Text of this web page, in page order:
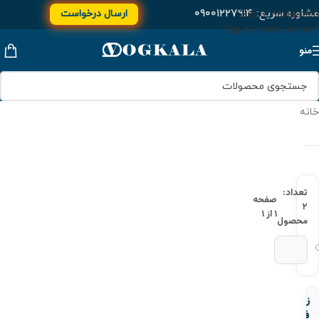
Skip to navigation
Skip to main content
مشاوره سریع:۰۹۰۰۱۲۲۷۹۱۴ ارسال درخواست
منو
خانه
تعداد:
۲
محصول
صفحه
۱ از ۱
زانو